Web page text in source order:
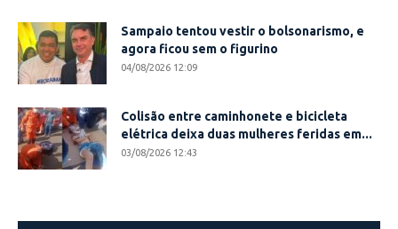
Sampaio tentou vestir o bolsonarismo, e
agora ficou sem o figurino
04/08/2026 12:09
Colisão entre caminhonete e bicicleta
elétrica deixa duas mulheres feridas em...
03/08/2026 12:43